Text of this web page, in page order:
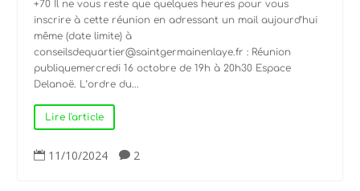
+70 Il ne vous reste que quelques heures pour vous
inscrire à cette réunion en adressant un mail aujourd’hui
même (date limite) à
conseilsdequartier@saintgermainenlaye.fr : Réunion
publiquemercredi 16 octobre de 19h à 20h30 Espace
Delanoë. L’ordre du...
Lire l'article
 11/10/2024  2